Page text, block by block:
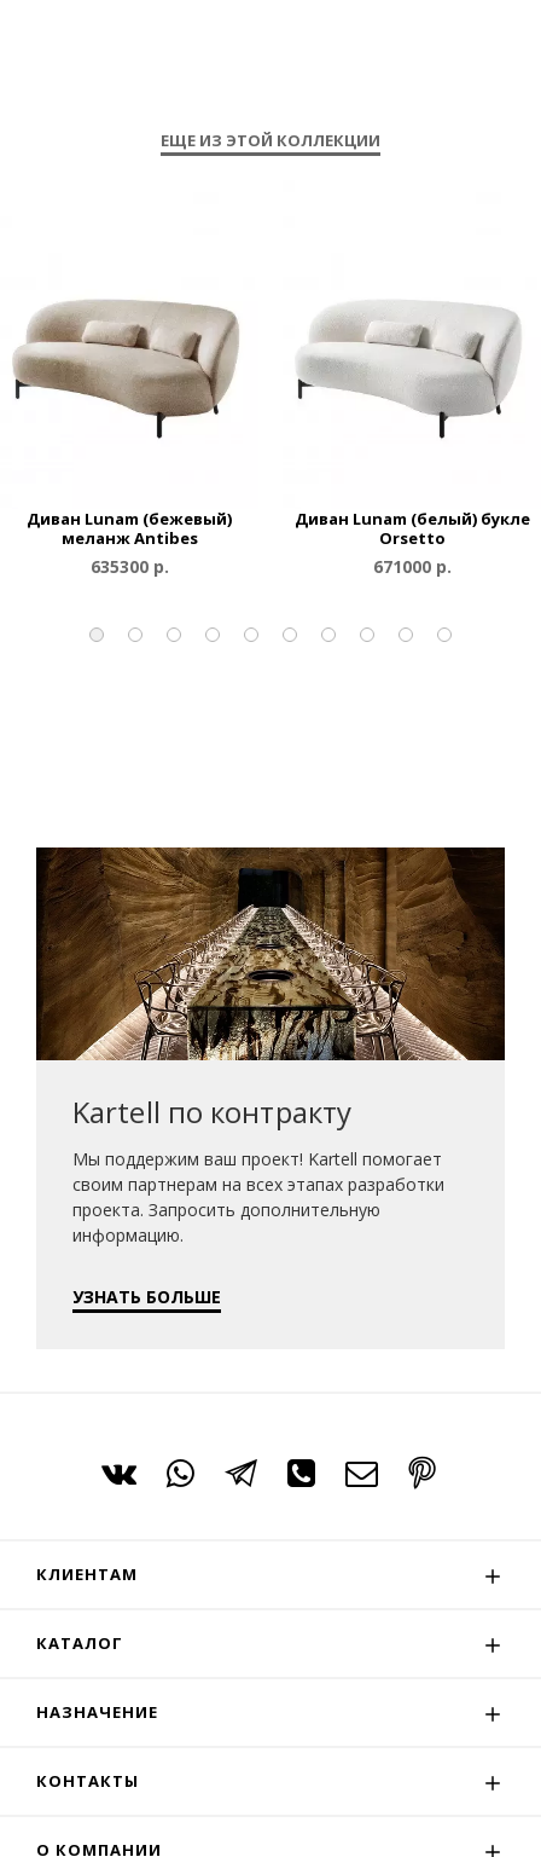
ЕЩЕ ИЗ ЭТОЙ КОЛЛЕКЦИИ
Диван Lunam (бежевый)
меланж Antibes
635300 р.
Диван Lunam (белый) букле
Orsetto
671000 р.
Kartell по контракту
Мы поддержим ваш проект! Kartell помогает
своим партнерам на всех этапах разработки
проекта. Запросить дополнительную
информацию.
УЗНАТЬ БОЛЬШЕ
КЛИЕНТАМ
КАТАЛОГ
НАЗНАЧЕНИЕ
КОНТАКТЫ
О КОМПАНИИ